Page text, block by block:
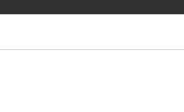
Kan in sommige gevallen
Kan in sommige gevallen